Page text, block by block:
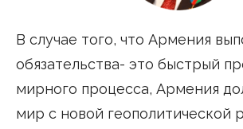
В случае того, что Армения
обязательства- это быстрый
мирного процесса, Армения
мир с новой геополитической